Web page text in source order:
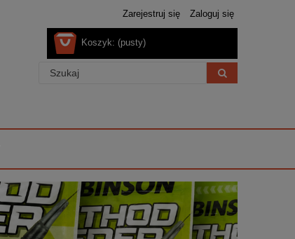
Zarejestruj się Zaloguj się
Koszyk: (pusty)